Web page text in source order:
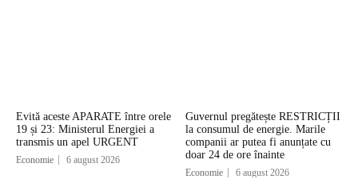
Evită aceste APARATE între orele
19 și 23: Ministerul Energiei a
transmis un apel URGENT
Economie 6 august 2026
Guvernul pregătește RESTRICȚII
la consumul de energie. Marile
companii ar putea fi anunțate cu
doar 24 de ore înainte
Economie 6 august 2026